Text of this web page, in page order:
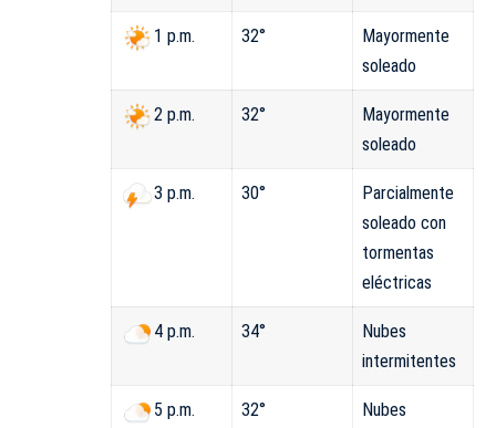
1 p.m. 32°
Mayormente
soleado
2 p.m. 32°
Mayormente
soleado
3 p.m. 30°
Parcialmente
soleado con
tormentas
eléctricas
4 p.m. 34°
Nubes
intermitentes
5 p.m. 32°
Nubes